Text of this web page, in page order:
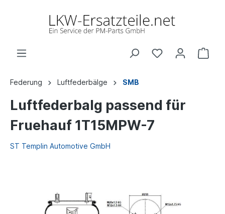
Federung Luftfederbälge SMB
Luftfederbalg passend für
Fruehauf 1T15MPW-7
ST Templin Automotive GmbH